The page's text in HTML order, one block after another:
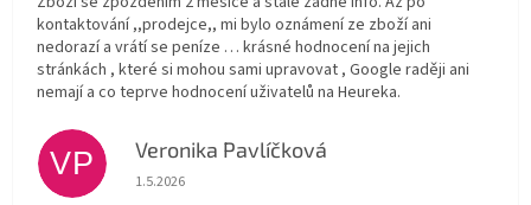
kontaktování ,,prodejce,, mi bylo oznámení ze zboží ani
nedorazí a vrátí se peníze … krásné hodnocení na jejich
stránkách , které si mohou sami upravovat , Google raději ani
nemají a co teprve hodnocení uživatelů na Heureka.
VP Veronika Pavlíčková
Hodnocení obchodu je 5 z 5 hvězdiček.
1.5.2026